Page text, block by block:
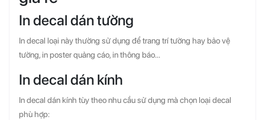
In decal dán tường
In decal loại này thường sử dụng để trang trí tường hay bảo vệ
tường, in poster quảng cáo, in thông báo...
In decal dán kính
In decal dán kính tùy theo nhu cầu sử dụng mà chọn loại decal
phù hợp: